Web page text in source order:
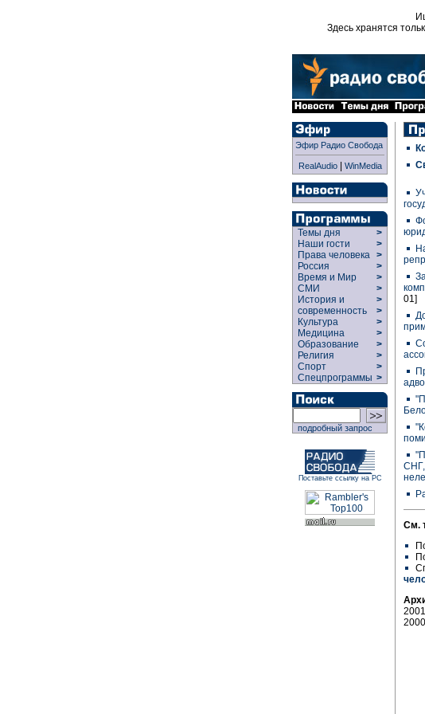
Здесь хранятся
Эфир Радио Свобода
RealAudio| WinMedia
Темы дня
>
Наши гости
>
Права человека >
Россия
>
Время и Мир
>
СМИ
>
История и
современность
>
>
Культура
>
Медицина
>
Образование
>
Религия
>
Спорт
>
Спецпрограммы >
подробный запрос
Поставьте ссылку на РС
01]
СНГ,
См.